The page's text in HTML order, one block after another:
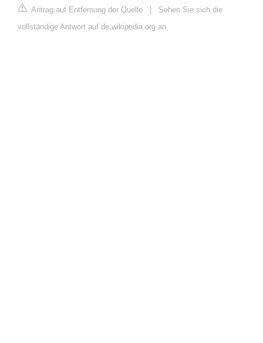
Antrag auf Entfernung der Quelle | Sehen Sie sich die
vollständige Antwort auf de.wikipedia.org an